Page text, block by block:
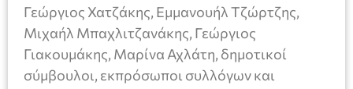
Γεώργιος Χατζάκης, Εμμανουήλ Τζώρτζης,
Μιχαήλ Μπαχλιτζανάκης, Γεώργιος
Γιακουμάκης, Μαρίνα Αχλάτη, δημοτικοί
σύμβουλοι, εκπρόσωποι συλλόγων και